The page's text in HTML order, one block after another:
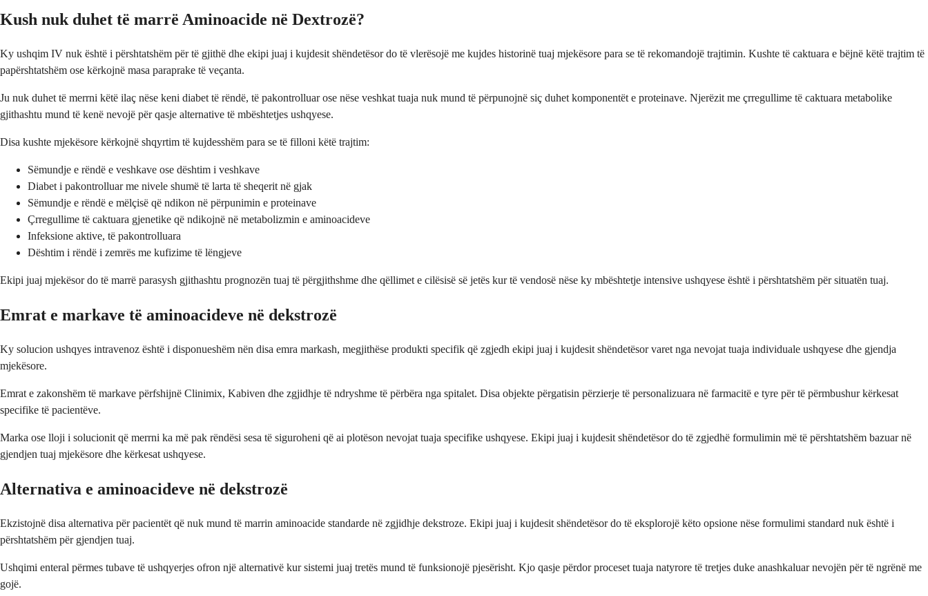
Kush nuk duhet të marrë Aminoacide në Dextrozë?
Ky ushqim IV nuk është i përshtatshëm për të gjithë dhe ekipi juaj i kujdesit shëndetësor do të vlerësojë me kujdes historinë tuaj mjekësore para se të rekomandojë trajtimin. Kushte të caktuara e bëjnë këtë trajtim të
papërshtatshëm ose kërkojnë masa paraprake të veçanta.
Ju nuk duhet të merrni këtë ilaç nëse keni diabet të rëndë, të pakontrolluar ose nëse veshkat tuaja nuk mund të përpunojnë siç duhet komponentët e proteinave. Njerëzit me çrregullime të caktuara metabolike
gjithashtu mund të kenë nevojë për qasje alternative të mbështetjes ushqyese.
Disa kushte mjekësore kërkojnë shqyrtim të kujdesshëm para se të filloni këtë trajtim:
Sëmundje e rëndë e veshkave ose dështim i veshkave
Diabet i pakontrolluar me nivele shumë të larta të sheqerit në gjak
Sëmundje e rëndë e mëlçisë që ndikon në përpunimin e proteinave
Çrregullime të caktuara gjenetike që ndikojnë në metabolizmin e aminoacideve
Infeksione aktive, të pakontrolluara
Dështim i rëndë i zemrës me kufizime të lëngjeve
Ekipi juaj mjekësor do të marrë parasysh gjithashtu prognozën tuaj të përgjithshme dhe qëllimet e cilësisë së jetës kur të vendosë nëse ky mbështetje intensive ushqyese është i përshtatshëm për situatën tuaj.
Emrat e markave të aminoacideve në dekstrozë
Ky solucion ushqyes intravenoz është i disponueshëm nën disa emra markash, megjithëse produkti specifik që zgjedh ekipi juaj i kujdesit shëndetësor varet nga nevojat tuaja individuale ushqyese dhe gjendja
mjekësore.
Emrat e zakonshëm të markave përfshijnë Clinimix, Kabiven dhe zgjidhje të ndryshme të përbëra nga spitalet. Disa objekte përgatisin përzierje të personalizuara në farmacitë e tyre për të përmbushur kërkesat
specifike të pacientëve.
Marka ose lloji i solucionit që merrni ka më pak rëndësi sesa të siguroheni që ai plotëson nevojat tuaja specifike ushqyese. Ekipi juaj i kujdesit shëndetësor do të zgjedhë formulimin më të përshtatshëm bazuar në
gjendjen tuaj mjekësore dhe kërkesat ushqyese.
Alternativa e aminoacideve në dekstrozë
Ekzistojnë disa alternativa për pacientët që nuk mund të marrin aminoacide standarde në zgjidhje dekstroze. Ekipi juaj i kujdesit shëndetësor do të eksplorojë këto opsione nëse formulimi standard nuk është i
përshtatshëm për gjendjen tuaj.
Ushqimi enteral përmes tubave të ushqyerjes ofron një alternativë kur sistemi juaj tretës mund të funksionojë pjesërisht. Kjo qasje përdor proceset tuaja natyrore të tretjes duke anashkaluar nevojën për të ngrënë me
gojë.